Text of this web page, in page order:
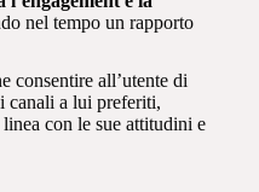
nel tempo un rapporto
consentire all’utente di
canali a lui preferiti,
con le sue attitudini e